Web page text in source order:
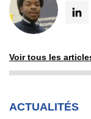
Voir tous les
ACTUALITÉS